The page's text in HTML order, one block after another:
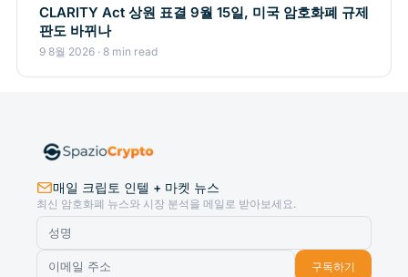
CLARITY Act 상원 표결 9월 15일, 미국 암호화폐 규제
판도 바뀌나
9 8월 2026 · 8 min read
매일 크립토 인텔 + 마켓 뉴스
최신 암호화폐 뉴스와 시장 분석을 메일로 받아보세요.
구독하기